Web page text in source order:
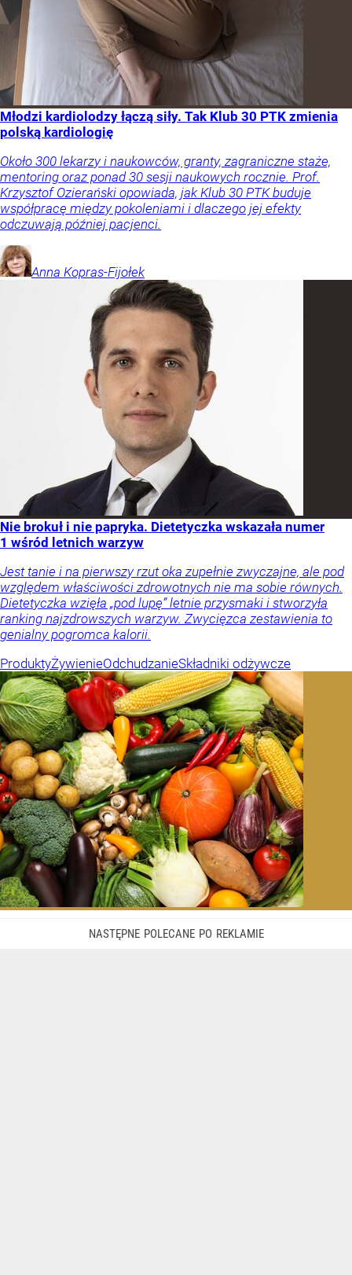
Młodzi kardiolodzy łączą siły. Tak Klub 30 PTK zmienia
polską kardiologię
Około 300 lekarzy i naukowców, granty, zagraniczne staże,
mentoring oraz ponad 30 sesji naukowych rocznie. Prof.
Krzysztof Ozierański opowiada, jak Klub 30 PTK buduje
współpracę między pokoleniami i dlaczego jej efekty
odczuwają później pacjenci.
Anna Kopras-Fijołek
Nie brokuł i nie papryka. Dietetyczka wskazała numer
1 wśród letnich warzyw
Jest tanie i na pierwszy rzut oka zupełnie zwyczajne, ale pod
względem właściwości zdrowotnych nie ma sobie równych.
Dietetyczka wzięła „pod lupę” letnie przysmaki i stworzyła
ranking najzdrowszych warzyw. Zwycięzca zestawienia to
genialny pogromca kalorii.
ProduktyŻywienieOdchudzanieSkładniki odżywcze